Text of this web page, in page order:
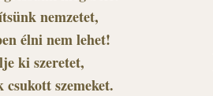
nemzetet,
élni nem lehet!
ki szeretet,
szemeket.